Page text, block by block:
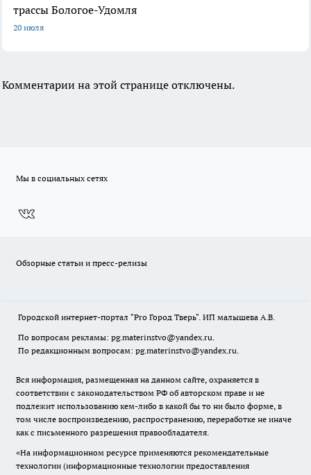
трассы Бологое-Удомля
20 июля
Комментарии на этой странице отключены.
Мы в социальных сетях
Обзорные статьи и пресс-релизы
Городской интернет-портал "Pro Город Тверь". ИП малышева А.В.
По вопросам рекламы: pg.materinstvo@yandex.ru.
По редакционным вопросам: pg.materinstvo@yandex.ru.
Вся информация, размещенная на данном сайте, охраняется в
соответствии с законодательством РФ об авторском праве и не
подлежит использованию кем-либо в какой бы то ни было форме, в
том числе воспроизведению, распространению, переработке не иначе
как с письменного разрешения правообладателя.
«На информационном ресурсе применяются рекомендательные
технологии (информационные технологии предоставления